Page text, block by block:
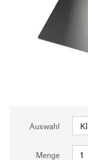
Auswahl
Menge